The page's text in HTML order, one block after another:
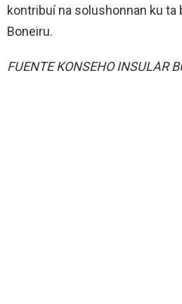
kontribuí na solushonnan ku ta
Boneiru.
FUENTE KONSEHO INSULAR